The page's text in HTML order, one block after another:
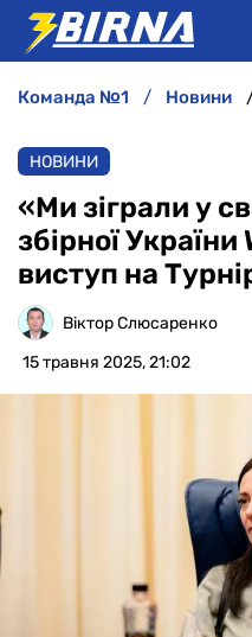
АНАЛІТИКА
ІНТЕРВ'Ю
РІЗНЕ
БУКМЕКЕРИ
команда №1 новини
НОВИНИ
«Ми зіграли у
збірної України
виступ на
Віктор Слюсаренко
15 травня 2025, 21:02